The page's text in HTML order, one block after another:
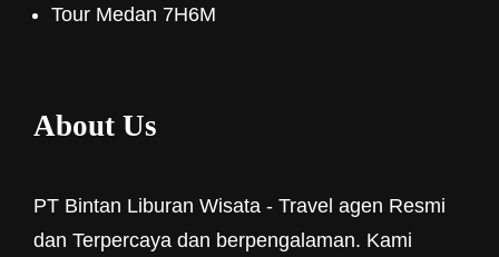
Tour Medan 7H6M
About Us
PT Bintan Liburan Wisata - Travel agen Resmi
dan Terpercaya dan berpengalaman. Kami